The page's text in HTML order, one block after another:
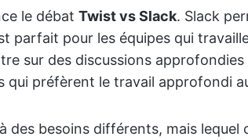
le débat Twist vs Slack. Slack
parfait pour les équipes qui
sur des discussions
qui préfèrent le travail approfondi
des besoins différents, mais lequel